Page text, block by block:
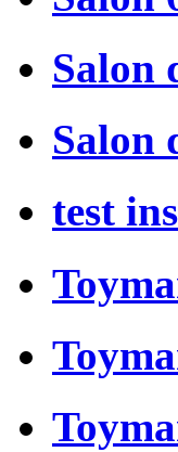
Salon
Salon
test